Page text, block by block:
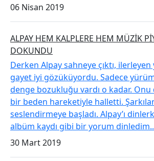
06 Nisan 2019
ALPAY HEM KALPLERE HEM MÜZİK
DOKUNDU
Derken Alpay sahneye çıktı, ilerleyen
gayet iyi gözüküyordu. Sadece
denge bozukluğu vardı o kadar.
bir beden hareketiyle halletti.
seslendirmeye başladı. Alpay’ı
albüm kaydı gibi bir yorum
30 Mart 2019